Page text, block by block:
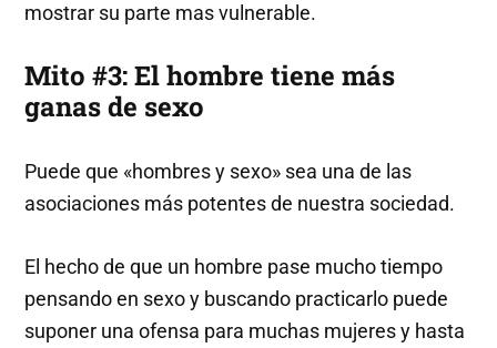
mostrar su parte mas vulnerable.
Mito #3: El hombre tiene más
ganas de sexo
Puede que «hombres y sexo» sea una de las
asociaciones más potentes de nuestra sociedad.
El hecho de que un hombre pase mucho tiempo
pensando en sexo y buscando practicarlo puede
suponer una ofensa para muchas mujeres y hasta